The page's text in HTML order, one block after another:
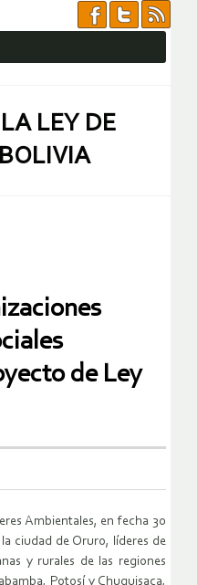
LEY DE
de Ley
Ambientales, en fecha 30
ciudad de Oruro, líderes de
y rurales de las regiones
Potosí y Chuquisaca,